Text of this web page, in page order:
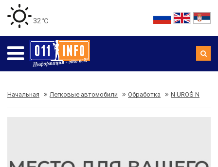
32 ℃
Начальная Легковые автомобили Обработка N UROŠ N